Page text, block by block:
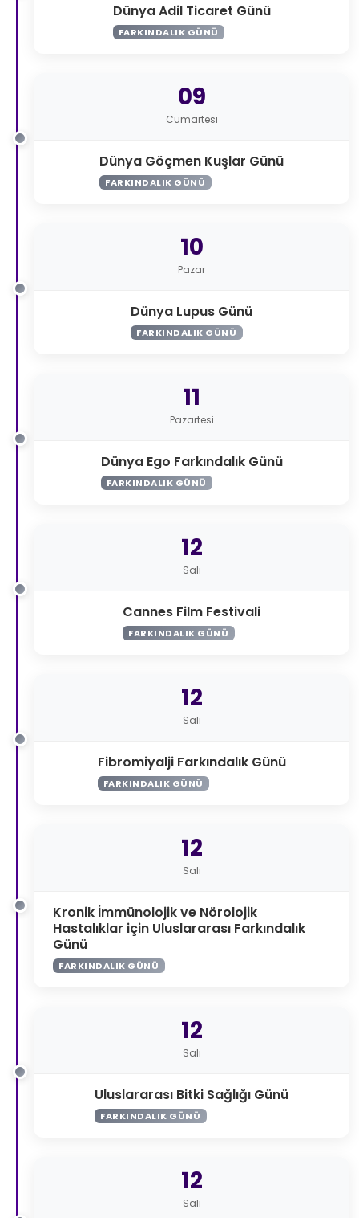
Dünya Adil Ticaret Günü
FARKINDALIK GÜNÜ
09
Cumartesi
Dünya Göçmen Kuşlar Günü
FARKINDALIK GÜNÜ
10
Pazar
Dünya Lupus Günü
FARKINDALIK GÜNÜ
11
Pazartesi
Dünya Ego Farkındalık Günü
FARKINDALIK GÜNÜ
12
Salı
Cannes Film Festivali
FARKINDALIK GÜNÜ
12
Salı
Fibromiyalji Farkındalık Günü
FARKINDALIK GÜNÜ
12
Salı
Kronik İmmünolojik ve Nörolojik
Hastalıklar için Uluslararası Farkındalık
Günü
FARKINDALIK GÜNÜ
12
Salı
Uluslararası Bitki Sağlığı Günü
FARKINDALIK GÜNÜ
12
Salı